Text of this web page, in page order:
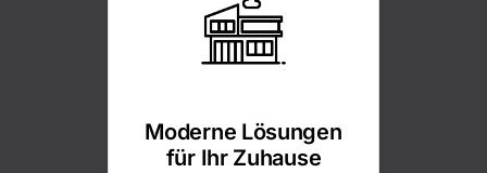
Moderne Lösungen
für Ihr Zuhause